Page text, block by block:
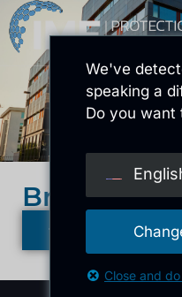
Broshura e
KTHEHU TE
We've
speaking a
Do you want
Close and